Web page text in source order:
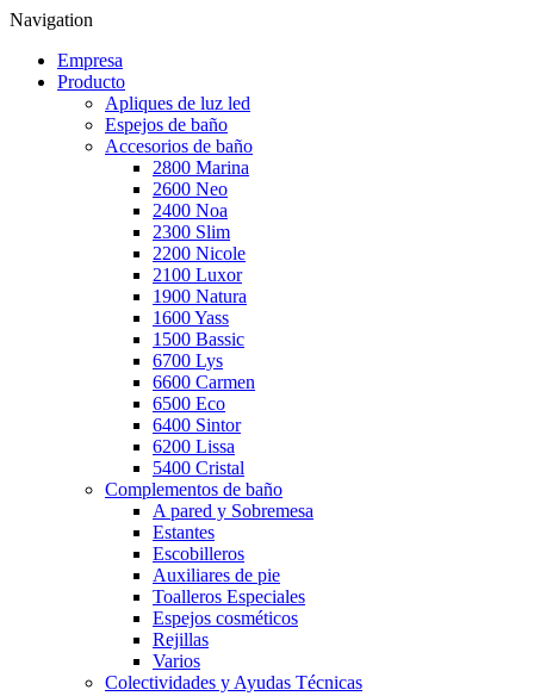
Navigation
Empresa
Producto
Apliques de luz led
Espejos de baño
Accesorios de baño
2800 Marina
2600 Neo
2400 Noa
2300 Slim
2200 Nicole
2100 Luxor
1900 Natura
1600 Yass
1500 Bassic
6700 Lys
6600 Carmen
6500 Eco
6400 Sintor
6200 Lissa
5400 Cristal
Complementos de baño
A pared y Sobremesa
Estantes
Escobilleros
Auxiliares de pie
Toalleros Especiales
Espejos cosméticos
Rejillas
Varios
Colectividades y Ayudas Técnicas